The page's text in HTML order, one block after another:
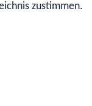
zustimmen.